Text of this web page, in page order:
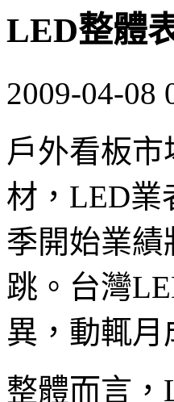
LED整體
2009-04-08
戶外看板
材，LED業
季開始業
跳。台灣
異，動輒
整體而言，